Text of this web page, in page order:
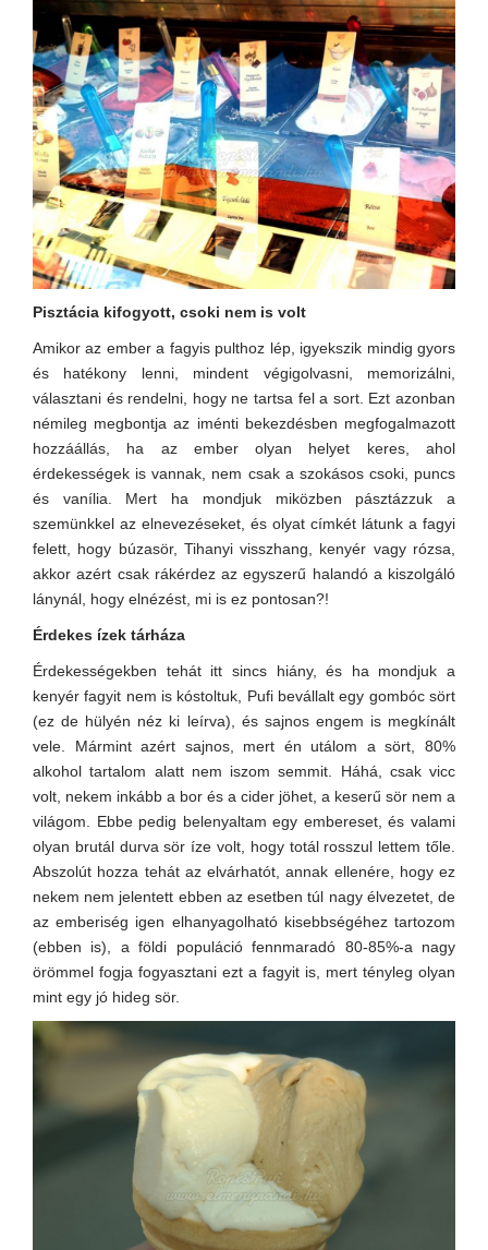
Pisztácia kifogyott, csoki nem is volt
Amikor az ember a fagyis pulthoz lép, igyekszik mindig gyors
és hatékony lenni, mindent végigolvasni, memorizálni,
választani és rendelni, hogy ne tartsa fel a sort. Ezt azonban
némileg megbontja az iménti bekezdésben megfogalmazott
hozzáállás, ha az ember olyan helyet keres, ahol
érdekességek is vannak, nem csak a szokásos csoki, puncs
és vanília. Mert ha mondjuk miközben pásztázzuk a
szemünkkel az elnevezéseket, és olyat címkét látunk a fagyi
felett, hogy búzasör, Tihanyi visszhang, kenyér vagy rózsa,
akkor azért csak rákérdez az egyszerű halandó a kiszolgáló
lánynál, hogy elnézést, mi is ez pontosan?!
Érdekes ízek tárháza
Érdekességekben tehát itt sincs hiány, és ha mondjuk a
kenyér fagyit nem is kóstoltuk, Pufi bevállalt egy gombóc sört
(ez de hülyén néz ki leírva), és sajnos engem is megkínált
vele. Mármint azért sajnos, mert én utálom a sört, 80%
alkohol tartalom alatt nem iszom semmit. Háhá, csak vicc
volt, nekem inkább a bor és a cider jöhet, a keserű sör nem a
világom. Ebbe pedig belenyaltam egy embereset, és valami
olyan brutál durva sör íze volt, hogy totál rosszul lettem tőle.
Abszolút hozza tehát az elvárhatót, annak ellenére, hogy ez
nekem nem jelentett ebben az esetben túl nagy élvezetet, de
az emberiség igen elhanyagolható kisebbségéhez tartozom
(ebben is), a földi populáció fennmaradó 80-85%-a nagy
örömmel fogja fogyasztani ezt a fagyit is, mert tényleg olyan
mint egy jó hideg sör.